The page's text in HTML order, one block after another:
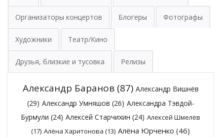
Организаторы концертов Блогеры Фотографы
Художники Театр/Кино
Друзья, близкие и тусовка Релизы
Александр Баранов(87) Александр Вишнёв
(29) Александр Умняшов (26) Александра Тэвдой-
Бурмули (24) Алексей Старчихин (24) Алексей Шмелёв
(17) Алёна Харитонова (13) Алёна Юрченко (46)